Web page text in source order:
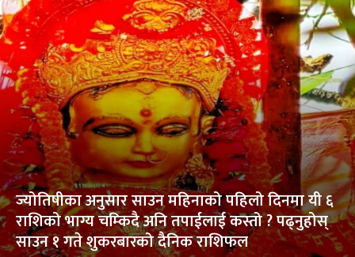
ज्योतिषीका अनुसार साउन महिनाको पहिलो दिनमा यी ६
राशिको भाग्य चम्किदै अनि तपाईलाई कस्तो ? पढ्नुहोस्
साउन १ गते शुकरबारको दैनिक राशिफल